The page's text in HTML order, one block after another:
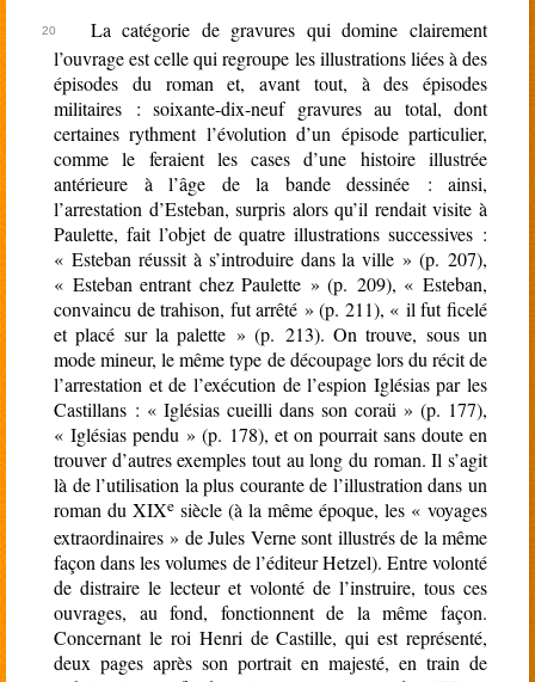
La catégorie de gravures qui domine clairement
l’ouvrage est celle qui regroupe les illustrations liées à des
épisodes du roman et, avant tout, à des épisodes
militaires : soixante-dix-neuf gravures au total, dont
certaines rythment l’évolution d’un épisode particulier,
comme le feraient les cases d’une histoire illustrée
antérieure à l’âge de la bande dessinée : ainsi,
l’arrestation d’Esteban, surpris alors qu’il rendait visite à
Paulette, fait l’objet de quatre illustrations successives :
« Esteban réussit à s’introduire dans la ville » (p. 207),
« Esteban entrant chez Paulette » (p. 209), « Esteban,
convaincu de trahison, fut arrêté » (p. 211), « il fut ficelé
et placé sur la palette » (p. 213). On trouve, sous un
mode mineur, le même type de découpage lors du récit de
l’arrestation et de l’exécution de l’espion Iglésias par les
Castillans : « Iglésias cueilli dans son coraü » (p. 177),
« Iglésias pendu » (p. 178), et on pourrait sans doute en
trouver d’autres exemples tout au long du roman. Il s’agit
là de l’utilisation la plus courante de l’illustration dans un
roman du XIXe siècle (à la même époque, les « voyages
extraordinaires » de Jules Verne sont illustrés de la même
façon dans les volumes de l’éditeur Hetzel). Entre volonté
de distraire le lecteur et volonté de l’instruire, tous ces
ouvrages, au fond, fonctionnent de la même façon.
Concernant le roi Henri de Castille, qui est représenté,
deux pages après son portrait en majesté, en train de